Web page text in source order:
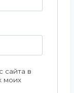
сайта в
моих